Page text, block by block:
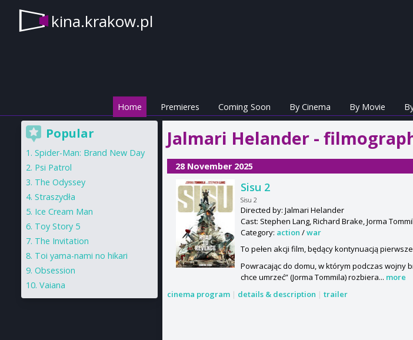
kina.krakow.pl
Home Premieres Coming Soon By Cinema By Movie
Jalmari Helander -
28 November 2025
Sisu 2
Sisu 2
Directed by: Jalmari Helander
Cast: Stephen Lang, Richard Brake, Jorma
Category: action /war
To pełen akcji film, będący kontynuacją
Powracając do domu, w którym podczas wojny
chce umrzeć” (Jorma Tommila) rozbiera... more
cinema program | details & description | trailer
Popular
Spider-Man: Brand New Day
Psi Patrol
The Odyssey
Straszydła
Ice Cream Man
Toy Story 5
The Invitation
Toi yama-nami no hikari
Obsession
Vaiana